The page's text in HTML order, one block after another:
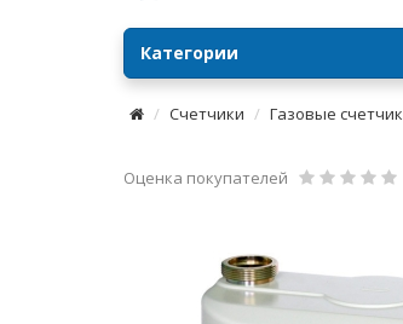
Категории
Счетчики Газовые
Оценка покупателей